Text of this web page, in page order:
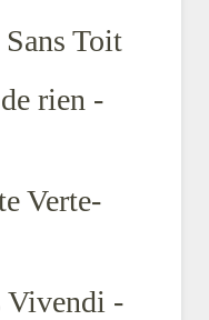
Toit
rien -
Verte-
Vivendi -